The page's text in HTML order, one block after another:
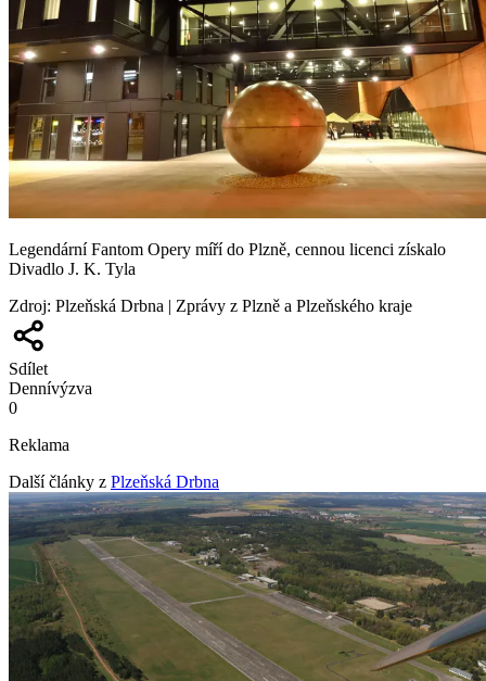
Legendární Fantom Opery míří do Plzně, cennou licenci získalo
Divadlo J. K. Tyla
Zdroj: Plzeňská Drbna | Zprávy z Plzně a Plzeňského kraje
Sdílet
Dennívýzva
0
Reklama
Další články z Plzeňská Drbna